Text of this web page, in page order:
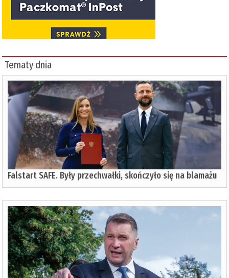
Tematy dnia
Falstart SAFE. Były przechwałki, skończyło się na blamażu